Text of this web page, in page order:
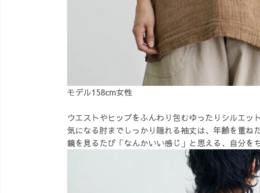
モデル158cm女性
ウエストやヒップをふんわり包むゆったりシルエット
気になる肘までしっかり隠れる袖丈は、年齢を重ね
鏡を見るたび「なんかいい感じ」と思える、自分を